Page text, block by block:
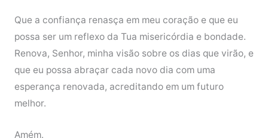
Que a confiança renasça em meu coração e que eu
possa ser um reflexo da Tua misericórdia e bondade.
Renova, Senhor, minha visão sobre os dias que virão, e
que eu possa abraçar cada novo dia com uma
esperança renovada, acreditando em um futuro
melhor.
Amém.